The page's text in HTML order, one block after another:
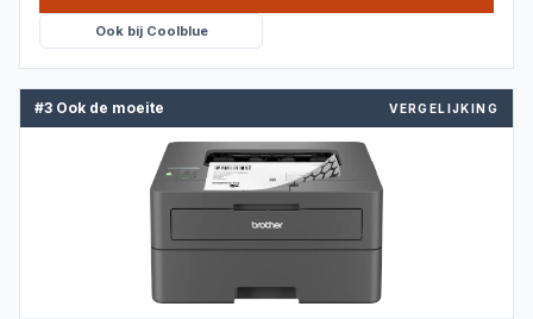
Ook bij Coolblue
#3 Ook de moeite VERGELIJKING
PRODUCTBEELD